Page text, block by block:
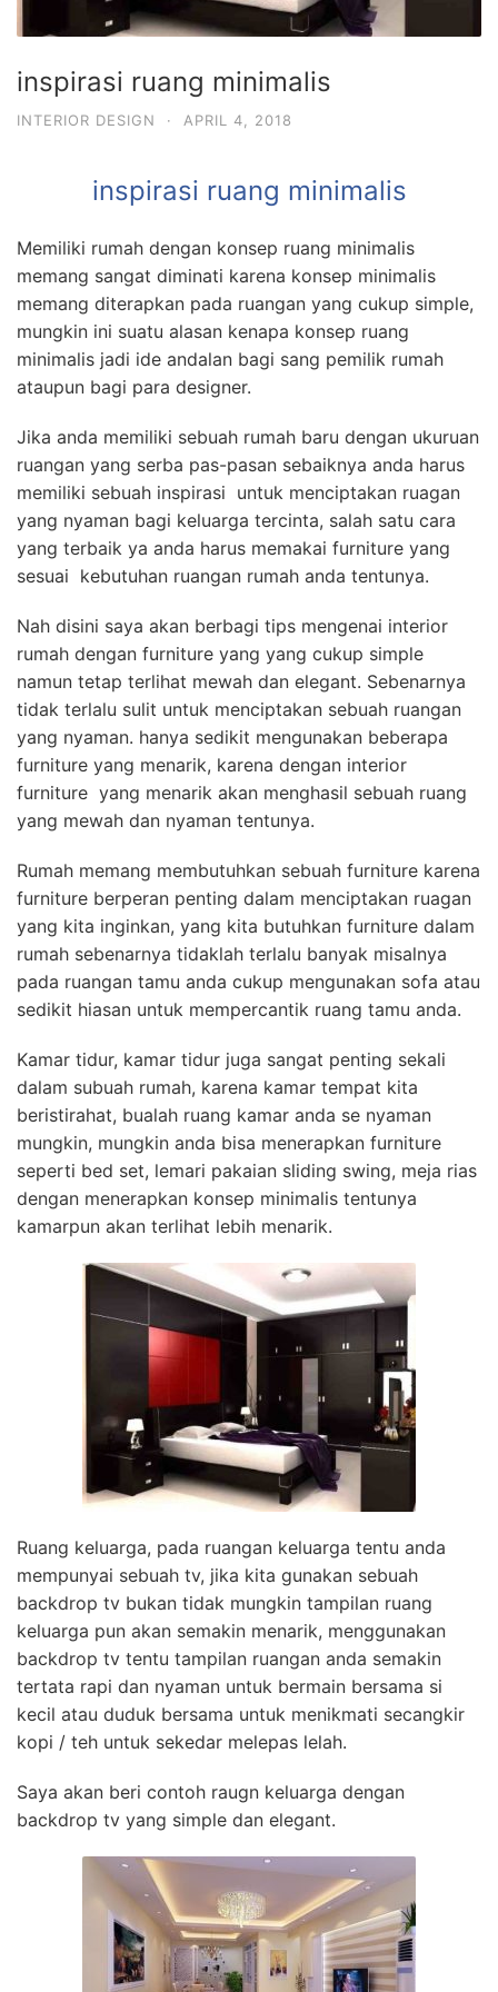
inspirasi ruang minimalis
INTERIOR DESIGN · APRIL 4, 2018
inspirasi ruang minimalis
Memiliki rumah dengan konsep ruang minimalis
memang sangat diminati karena konsep minimalis
memang diterapkan pada ruangan yang cukup simple,
mungkin ini suatu alasan kenapa konsep ruang
minimalis jadi ide andalan bagi sang pemilik rumah
ataupun bagi para designer.
Jika anda memiliki sebuah rumah baru dengan ukuruan
ruangan yang serba pas-pasan sebaiknya anda harus
memiliki sebuah inspirasi untuk menciptakan ruagan
yang nyaman bagi keluarga tercinta, salah satu cara
yang terbaik ya anda harus memakai furniture yang
sesuai kebutuhan ruangan rumah anda tentunya.
Nah disini saya akan berbagi tips mengenai interior
rumah dengan furniture yang yang cukup simple
namun tetap terlihat mewah dan elegant. Sebenarnya
tidak terlalu sulit untuk menciptakan sebuah ruangan
yang nyaman. hanya sedikit mengunakan beberapa
furniture yang menarik, karena dengan interior
furniture yang menarik akan menghasil sebuah ruang
yang mewah dan nyaman tentunya.
Rumah memang membutuhkan sebuah furniture karena
furniture berperan penting dalam menciptakan ruagan
yang kita inginkan, yang kita butuhkan furniture dalam
rumah sebenarnya tidaklah terlalu banyak misalnya
pada ruangan tamu anda cukup mengunakan sofa atau
sedikit hiasan untuk mempercantik ruang tamu anda.
Kamar tidur, kamar tidur juga sangat penting sekali
dalam subuah rumah, karena kamar tempat kita
beristirahat, bualah ruang kamar anda se nyaman
mungkin, mungkin anda bisa menerapkan furniture
seperti bed set, lemari pakaian sliding swing, meja rias
dengan menerapkan konsep minimalis tentunya
kamarpun akan terlihat lebih menarik.
Ruang keluarga, pada ruangan keluarga tentu anda
mempunyai sebuah tv, jika kita gunakan sebuah
backdrop tv bukan tidak mungkin tampilan ruang
keluarga pun akan semakin menarik, menggunakan
backdrop tv tentu tampilan ruangan anda semakin
tertata rapi dan nyaman untuk bermain bersama si
kecil atau duduk bersama untuk menikmati secangkir
kopi / teh untuk sekedar melepas lelah.
Saya akan beri contoh raugn keluarga dengan
backdrop tv yang simple dan elegant.